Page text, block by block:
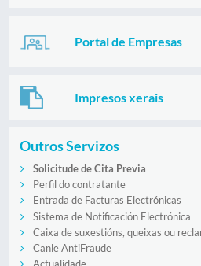
Portal de Empresas
Impresos xerais
Outros Servizos
Solicitude de Cita Previa
Perfil do contratante
Entrada de Facturas Electrónicas
Sistema de Notificación Electrónica
Caixa de suxestións, queixas ou
Canle AntiFraude